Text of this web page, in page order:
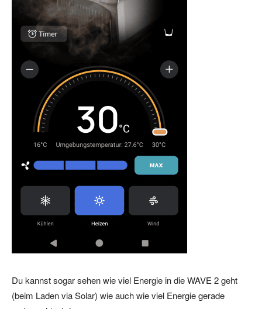
Du kannst sogar sehen wie viel Energie in die WAVE 2 geht
(beim Laden via Solar) wie auch wie viel Energie gerade